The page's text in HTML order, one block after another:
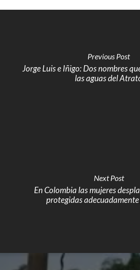
Previous Post
Jorge Luis e Iñigo: Dos nombres
las aguas del
Next Post
En Colombia las mujeres
protegidas